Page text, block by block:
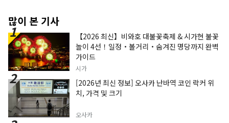
많이 본 기사
【2026 최신】비와호 대불꽃축제 & 시가현 불꽃
놀이 4선！일정・볼거리・숨겨진 명당까지 완벽
가이드
시가
[2026년 최신 정보] 오사카 난바역 코인 락커 위
치, 가격 및 크기
오사카